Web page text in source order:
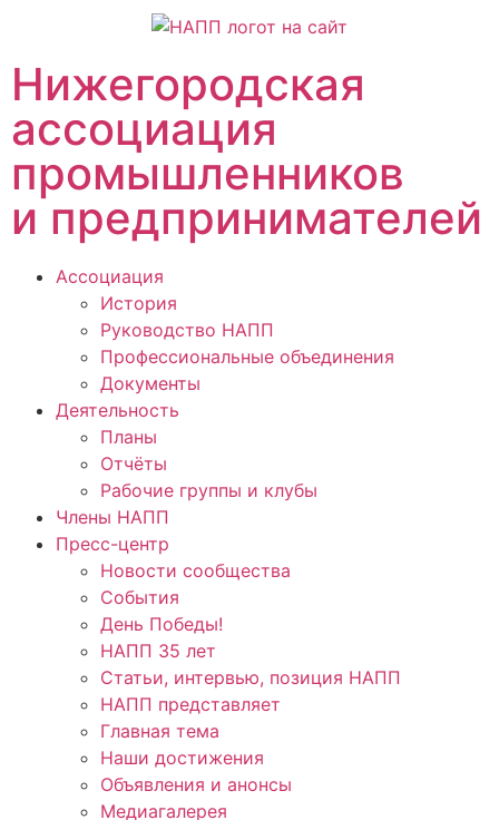
Нижегородская
ассоциация
промышленников
и предпринимателей
Ассоциация
История
Руководство НАПП
Профессиональные объединения
Документы
Деятельность
Планы
Отчёты
Рабочие группы и клубы
Члены НАПП
Пресс-центр
Новости сообщества
События
День Победы!
НАПП 35 лет
Статьи, интервью, позиция НАПП
НАПП представляет
Главная тема
Наши достижения
Объявления и анонсы
Медиагалерея